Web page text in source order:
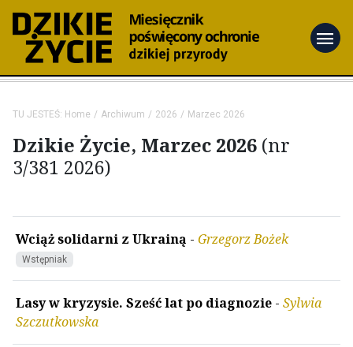
menu
TU JESTEŚ: Home Archiwum 2026 Marzec 2026
Dzikie Życie, Marzec 2026 (nr
3/381 2026)
Wciąż solidarni z Ukrainą - Grzegorz Bożek
Wstępniak
Lasy w kryzysie. Sześć lat po diagnozie - Sylwia
Szczutkowska